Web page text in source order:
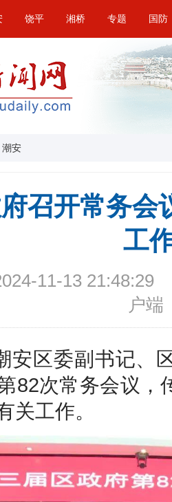
饶平 湘桥 专题 国防
潮安
召开常务会
工
11-13 21:48:29
户端
安区委副书记、
82次常务会议，
关工作。